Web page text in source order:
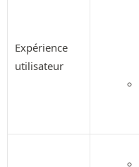
Expérience
utilisateur